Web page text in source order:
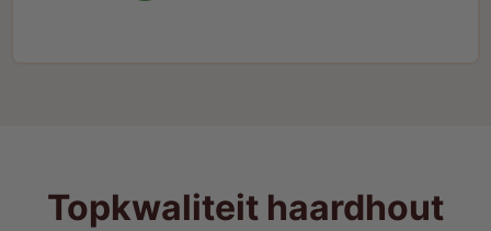
Topkwaliteit haardhout